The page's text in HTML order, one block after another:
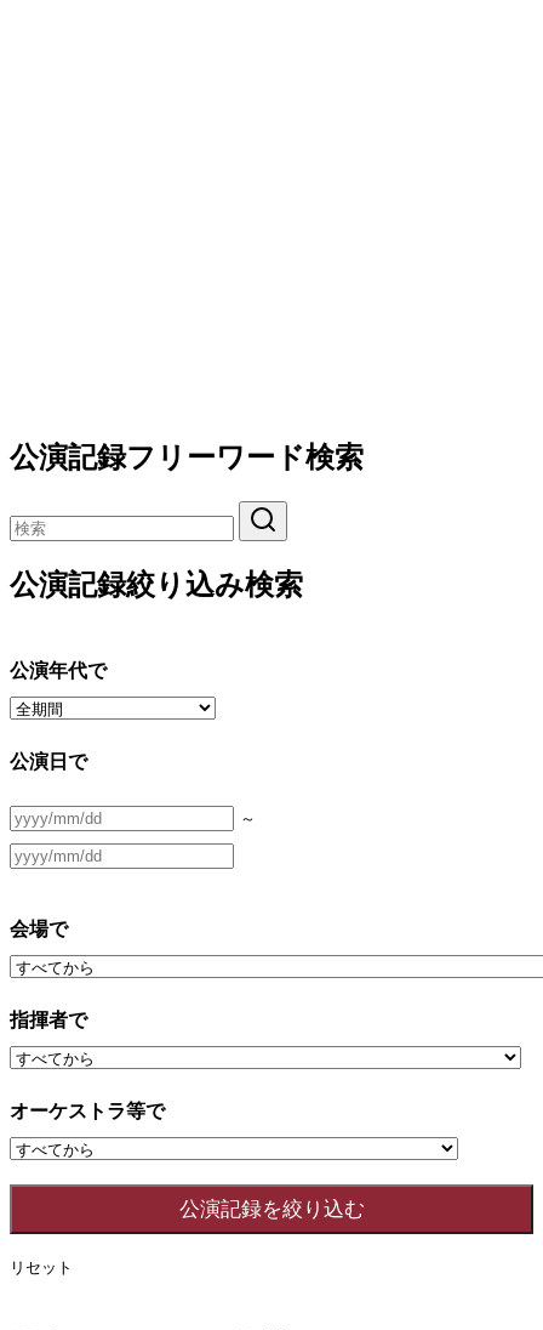
公演記録フリーワード検索
公演記録絞り込み検索
公演年代で
公演日で
～
会場で
指揮者で
オーケストラ等で
リセット